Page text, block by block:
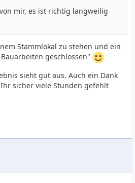
mir, es ist richtig langweilig
Stammlokal zu stehen und ein
geschlossen"
sieht gut aus. Auch ein Dank
sicher viele Stunden gefehlt